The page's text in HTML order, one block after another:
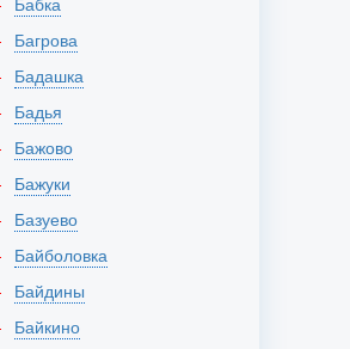
Багрова
Бадашка
Бадья
Бажово
Бажуки
Базуево
Байболовка
Байдины
Байкино